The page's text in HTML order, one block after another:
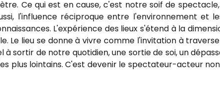
Ce qui est en cause, c'est notre soif de
l'influence réciproque entre l'environnement et
L'expérience des lieux s'étend à la
Le lieu se donne à vivre comme l'invitation à
sortir de notre quotidien, une sortie de soi, un
plus lointains. C'est devenir le spectateur-acteur